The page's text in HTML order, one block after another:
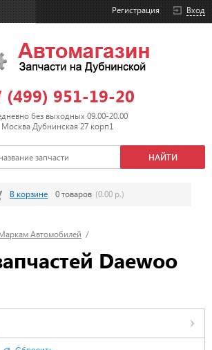
Вход
Регистрация
(499) 951-19-20
без выходных 09.00-20.00
Москва Дубнинская 27 корп1
В корзине 0 товаров (0.00 р.)
Автомобилей /
Daewoo